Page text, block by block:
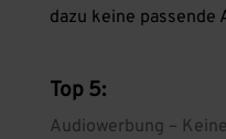
dazu keine passende
Top 5:
Audiowerbung –